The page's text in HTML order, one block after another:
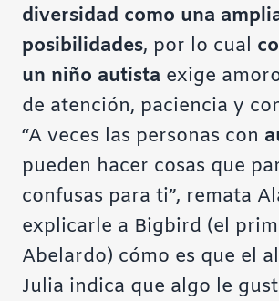
diversidad como una
posibilidades, por lo cual
un niño autista exige
de atención, paciencia y
“A veces las personas con
pueden hacer cosas que
confusas para ti”, remata
explicarle a Bigbird (el
Abelardo) cómo es que el
Julia indica que algo le